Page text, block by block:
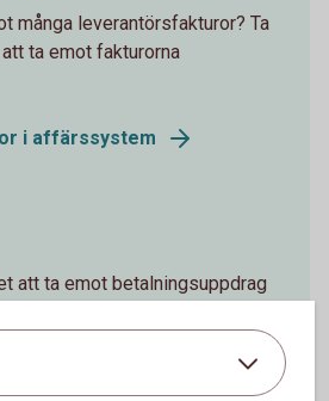
många leverantörsfakturor? Ta
ta emot fakturorna
i affärssystem
att ta emot betalningsuppdrag